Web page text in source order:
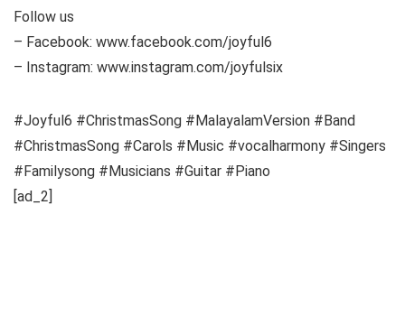
Follow us
– Facebook: www.facebook.com/joyful6
– Instagram: www.instagram.com/joyfulsix
#Joyful6 #ChristmasSong #MalayalamVersion #Band
#ChristmasSong #Carols #Music #vocalharmony #Singers
#Familysong #Musicians #Guitar #Piano
[ad_2]